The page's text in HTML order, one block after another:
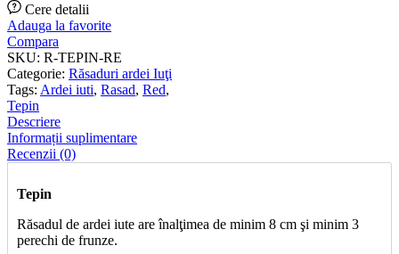
Cere detalii
Adauga la favorite
Compara
SKU: R-TEPIN-RE
Categorie: Răsaduri ardei Iuţi
Tags: Ardei iuti, Rasad, Red,
Tepin
Descriere
Informații suplimentare
Recenzii (0)
Tepin
Răsadul de ardei iute are înalţimea de minim 8 cm şi minim 3
perechi de frunze.